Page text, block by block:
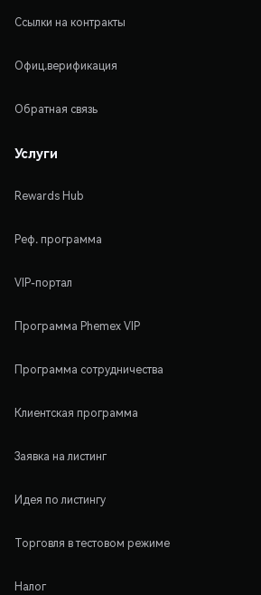
Ссылки на контракты
Офиц.верификация
Обратная связь
Услуги
Rewards Hub
Реф. программа
VIP-портал
Программа Phemex VIP
Программа сотрудничества
Клиентская программа
Заявка на листинг
Идея по листингу
Торговля в тестовом режиме
Налог